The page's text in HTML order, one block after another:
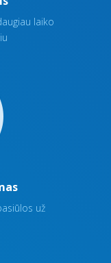
laiko
už